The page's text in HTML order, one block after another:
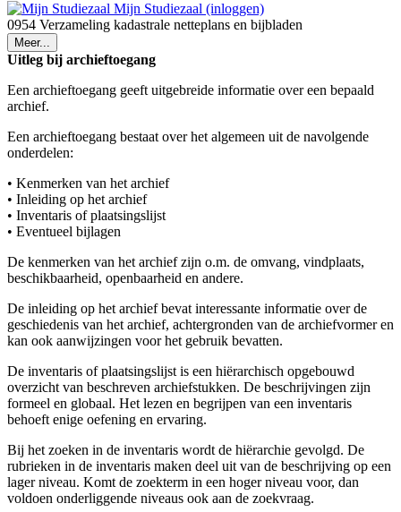
Mijn Studiezaal (inloggen)
0954 Verzameling kadastrale netteplans en bijbladen
Meer...
Uitleg bij archieftoegang
Een archieftoegang geeft uitgebreide informatie over een bepaald
archief.
Een archieftoegang bestaat over het algemeen uit de navolgende
onderdelen:
• Kenmerken van het archief
• Inleiding op het archief
• Inventaris of plaatsingslijst
• Eventueel bijlagen
De kenmerken van het archief zijn o.m. de omvang, vindplaats,
beschikbaarheid, openbaarheid en andere.
De inleiding op het archief bevat interessante informatie over de
geschiedenis van het archief, achtergronden van de archiefvormer en
kan ook aanwijzingen voor het gebruik bevatten.
De inventaris of plaatsingslijst is een hiërarchisch opgebouwd
overzicht van beschreven archiefstukken. De beschrijvingen zijn
formeel en globaal. Het lezen en begrijpen van een inventaris
behoeft enige oefening en ervaring.
Bij het zoeken in de inventaris wordt de hiërarchie gevolgd. De
rubrieken in de inventaris maken deel uit van de beschrijving op een
lager niveau. Komt de zoekterm in een hoger niveau voor, dan
voldoen onderliggende niveaus ook aan de zoekvraag.